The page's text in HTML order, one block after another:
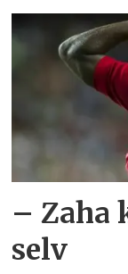
– Zaha
selv